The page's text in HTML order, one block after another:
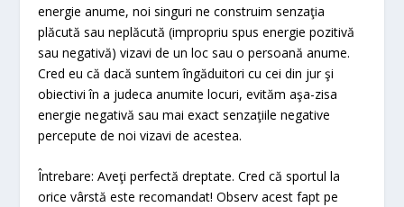
energie anume, noi singuri ne construim senzaţia
plăcută sau neplăcută (impropriu spus energie pozitivă
sau negativă) vizavi de un loc sau o persoană anume.
Cred eu că dacă suntem îngăduitori cu cei din jur şi
obiectivi în a judeca anumite locuri, evităm aşa-zisa
energie negativă sau mai exact senzaţiile negative
percepute de noi vizavi de acestea.
Întrebare: Aveţi perfectă dreptate. Cred că sportul la
orice vârstă este recomandat! Observ acest fapt pe